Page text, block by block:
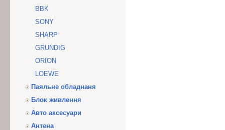
BBK
SONY
SHARP
GRUNDIG
ORION
LOEWE
Паяльне обладнаня
Блок живлення
Авто аксесуари
Антена